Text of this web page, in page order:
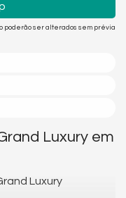
poderão ser alterados sem prévia
Luxury em
Luxury